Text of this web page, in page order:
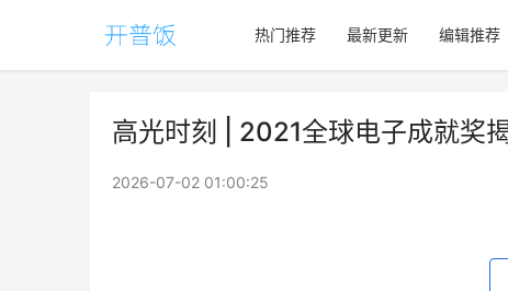
热门推荐 最新更新 编辑推荐
高光时刻 | 2021全球电子成就奖
2026-07-02 01:00:25